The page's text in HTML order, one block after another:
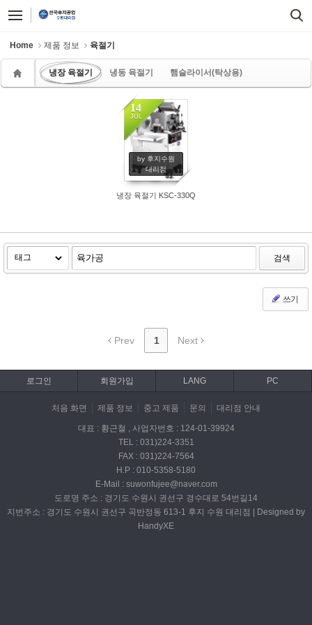
Home 제품 정보 육절기
냉장 육절기 냉동 육절기 햄슬라이서(탁상용)
14
JUL
by 후지수원
대리점
냉장 육절기 KSC-330Q
검색
쓰기
Prev 1 Next
로그인 회원가입 LANG PC
처음 화면 제품 정보 중고 제품 문의 대리점 안내
대표 : 황근철 , 사업자번호 : 124-01-39924
TEL : 031)224-3351
FAX : 031)224-7564
H.P : 010-5358-5180
E-Mail : suwonfujee@naver.com
도로명 주소 : 경기도 수원시 권선구 경수대로 54번길14
지번주소 : 경기도 수원시 권선구 곡반정동 613-1 후지 수원 대리점 | Designed by
HandyXE